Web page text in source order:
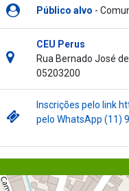
Público alvo -
CEU Perus
Rua Bernado José
05203200
Inscrições pelo link
pelo WhatsApp (11)